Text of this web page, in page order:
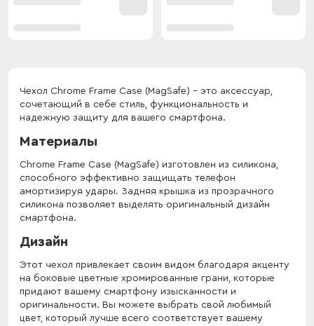
Чехол Chrome Frame Case (MagSafe) - это аксессуар,
сочетающий в себе стиль, функциональность и
надежную защиту для вашего смартфона.
Материалы
Chrome Frame Case (MagSafe) изготовлен из силикона,
способного эффективно защищать телефон
амортизируя удары. Задняя крышка из прозрачного
силикона позволяет выделять оригинальный дизайн
смартфона.
Дизайн
Этот чехол привлекает своим видом благодаря акценту
на боковые цветные хромированные грани, которые
придают вашему смартфону изысканности и
оригинальности. Вы можете выбрать свой любимый
цвет, который лучше всего соответствует вашему